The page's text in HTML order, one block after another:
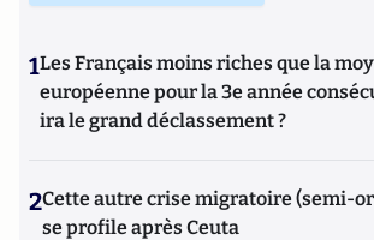
1Les Français moins riches que la
européenne pour la 3e année
ira le grand déclassement ?
2Cette autre crise migratoire (semi-
se profile après Ceuta